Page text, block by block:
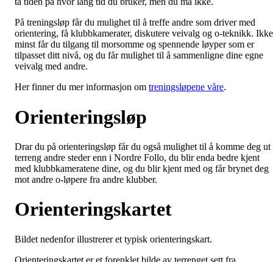
På treningsløp får du mulighet til å treffe andre som driver med
orientering, få klubbkamerater, diskutere veivalg og o-teknikk. Ikke
minst får du tilgang til morsomme og spennende løyper som er
tilpasset ditt nivå, og du får mulighet til å sammenligne dine egne
veivalg med andre.
Her finner du mer informasjon om treningsløpene våre.
Orienteringsløp
Drar du på orienteringsløp får du også mulighet til å komme deg ut
terreng andre steder enn i Nordre Follo, du blir enda bedre kjent
med klubbkameratene dine, og du blir kjent med og får brynet deg
mot andre o-løpere fra andre klubber.
Orienteringskartet
Bildet nedenfor illustrerer et typisk orienteringskart.
Orienteringskartet er et forenklet bilde av terrenget sett fra